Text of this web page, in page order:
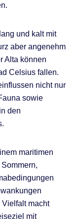
und kalt mit
aber angenehm
Alta können
Celsius fallen.
nicht nur
sowie
den
maritimen
macht
mit